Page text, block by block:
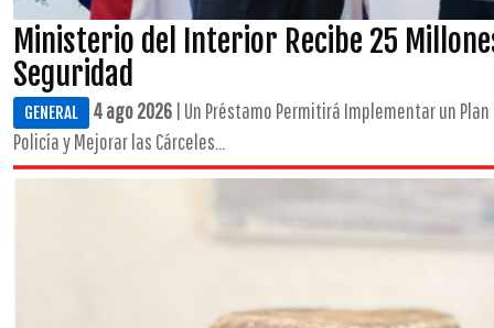
Ministerio del Interior Recibe 25
Seguridad
GENERAL 4 ago 2026 | Un Préstamo Permitirá Implementar un
Policía y Mejorar las Cárceles...